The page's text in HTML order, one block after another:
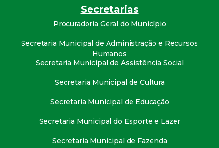
Secretarias
Procuradoria Geral do Município
Secretaria Municipal de Administração e Recursos
Humanos
Secretaria Municipal de Assistência Social
Secretaria Municipal de Cultura
Secretaria Municipal de Educação
Secretaria Municipal do Esporte e Lazer
Secretaria Municipal de Fazenda